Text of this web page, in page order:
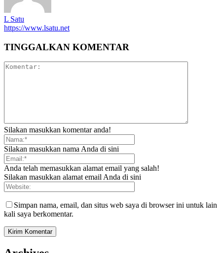
L Satu
https://www.lsatu.net
TINGGALKAN KOMENTAR
Silakan masukkan komentar anda!
Silakan masukkan nama Anda di sini
Anda telah memasukkan alamat email yang salah!
Silakan masukkan alamat email Anda di sini
Simpan nama, email, dan situs web saya di browser ini untuk lain
kali saya berkomentar.